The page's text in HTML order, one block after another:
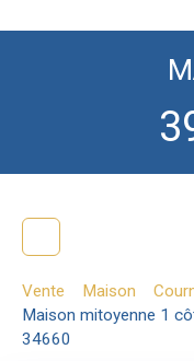
Vente Maison
Maison mitoyenne 1
34660